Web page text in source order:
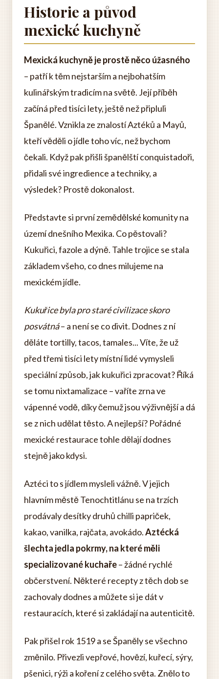
Historie a původ
mexické kuchyně
Mexická kuchyně je prostě něco úžasného
– patří k těm nejstarším a nejbohatším
kulinářským tradicím na světě. Její příběh
začíná před tisíci lety, ještě než připluli
Španělé. Vznikla ze znalostí Aztéků a Mayů,
kteří věděli o jídle toho víc, než bychom
čekali. Když pak přišli španělští conquistadoři,
přidali své ingredience a techniky, a
výsledek? Prostě dokonalost.
Představte si první zemědělské komunity na
území dnešního Mexika. Co pěstovali?
Kukuřici, fazole a dýně. Tahle trojice se stala
základem všeho, co dnes milujeme na
mexickém jídle.
Kukuřice byla pro staré civilizace skoro
posvátná– a není se co divit. Dodnes z ní
děláte tortilly, tacos, tamales... Víte, že už
před třemi tisíci lety místní lidé vymysleli
speciální způsob, jak kukuřici zpracovat? Říká
se tomu nixtamalizace – vaříte zrna ve
vápenné vodě, díky čemuž jsou výživnější a dá
se z nich udělat těsto. A nejlepší? Pořádné
mexické restaurace tohle dělají dodnes
stejně jako kdysi.
Aztéci to s jídlem mysleli vážně. V jejich
hlavním městě Tenochtitlánu se na trzích
prodávaly desítky druhů chilli papriček,
kakao, vanilka, rajčata, avokádo.Aztécká
šlechta jedla pokrmy, na které měli
specializované kuchaře– žádné rychlé
občerstvení. Některé recepty z těch dob se
zachovaly dodnes a můžete si je dát v
restauracích, které si zakládají na autenticitě.
Pak přišel rok 1519 a se Španěly se všechno
změnilo. Přivezli vepřové, hovězí, kuřecí, sýry,
pšenici, rýži a koření z celého světa. Znělo to